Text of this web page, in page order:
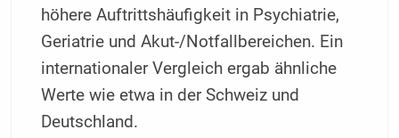
höhere Auftrittshäufigkeit in Psychiatrie,
Geriatrie und Akut-/Notfallbereichen. Ein
internationaler Vergleich ergab ähnliche
Werte wie etwa in der Schweiz und
Deutschland.